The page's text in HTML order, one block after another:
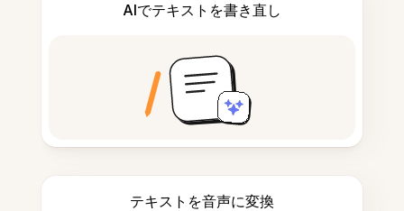
AIでテキストを書き直し
テキストを音声に変換